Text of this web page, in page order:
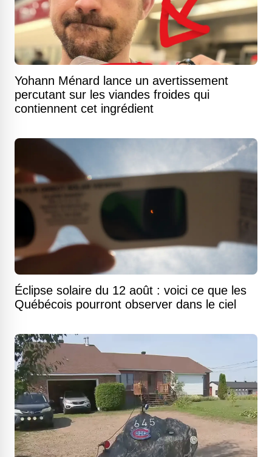
Yohann Ménard lance un avertissement
percutant sur les viandes froides qui
contiennent cet ingrédient
Éclipse solaire du 12 août : voici ce que les
Québécois pourront observer dans le ciel